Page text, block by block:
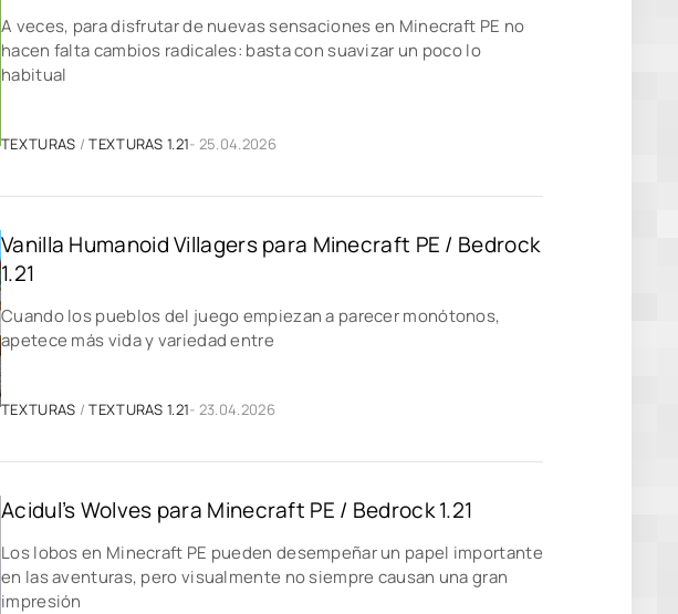
A veces, para disfrutar de nuevas sensaciones en Minecraft PE no
hacen falta cambios radicales: basta con suavizar un poco lo
habitual
TEXTURAS /TEXTURAS 1.21- 25.04.2026
Vanilla Humanoid Villagers para Minecraft PE / Bedrock
1.21
Cuando los pueblos del juego empiezan a parecer monótonos,
apetece más vida y variedad entre
TEXTURAS /TEXTURAS 1.21- 23.04.2026
Acidul’s Wolves para Minecraft PE / Bedrock 1.21
Los lobos en Minecraft PE pueden desempeñar un papel importante
en las aventuras, pero visualmente no siempre causan una gran
impresión